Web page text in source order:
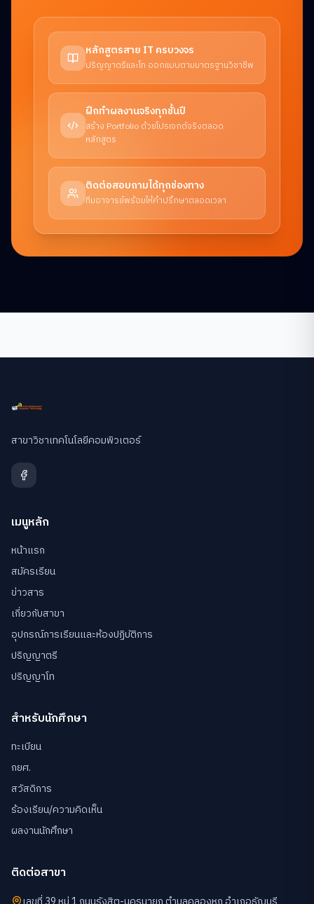
หลักสูตรสาย IT ครบวงจร
ปริญญาตรีและโท ออกแบบตามมาตรฐานวิชาชีพ
ฝึกทำผลงานจริงทุกชั้นปี
สร้าง Portfolio ด้วยโปรเจกต์จริงตลอด
หลักสูตร
ติดต่อสอบถามได้ทุกช่องทาง
ทีมอาจารย์พร้อมให้คำปรึกษาตลอดเวลา
สาขาวิชาเทคโนโลยีคอมพิวเตอร์
เมนูหลัก
หน้าแรก
สมัครเรียน
ข่าวสาร
เกี่ยวกับสาขา
อุปกรณ์การเรียนและห้องปฏิบัติการ
ปริญญาตรี
ปริญญาโท
สำหรับนักศึกษา
ทะเบียน
กยศ.
สวัสดิการ
ร้องเรียน/ความคิดเห็น
ผลงานนักศึกษา
ติดต่อสาขา